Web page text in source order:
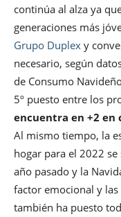
continúa al alza ya
generaciones más
Grupo Duplex y
necesario, según
de Consumo
5º puesto entre los
encuentra en +2 en
Al mismo tiempo, la
hogar para el 2022
año pasado y la
factor emocional y
también ha puesto